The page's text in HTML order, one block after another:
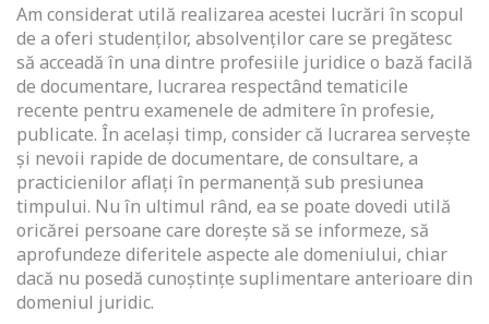
Am considerat utilă realizarea acestei lucrări în scopul
de a oferi studenţilor, absolvenţilor care se pregătesc
să acceadă în una dintre profesiile juridice o bază facilă
de documentare, lucrarea respectând tematicile
recente pentru examenele de admitere în profesie,
publicate. În acelaşi timp, consider că lucrarea serveşte
şi nevoii rapide de documentare, de consultare, a
practicienilor aflaţi în permanenţă sub presiunea
timpului. Nu în ultimul rând, ea se poate dovedi utilă
oricărei persoane care doreşte să se informeze, să
aprofundeze diferitele aspecte ale domeniului, chiar
dacă nu posedă cunoștințe suplimentare anterioare din
domeniul juridic.